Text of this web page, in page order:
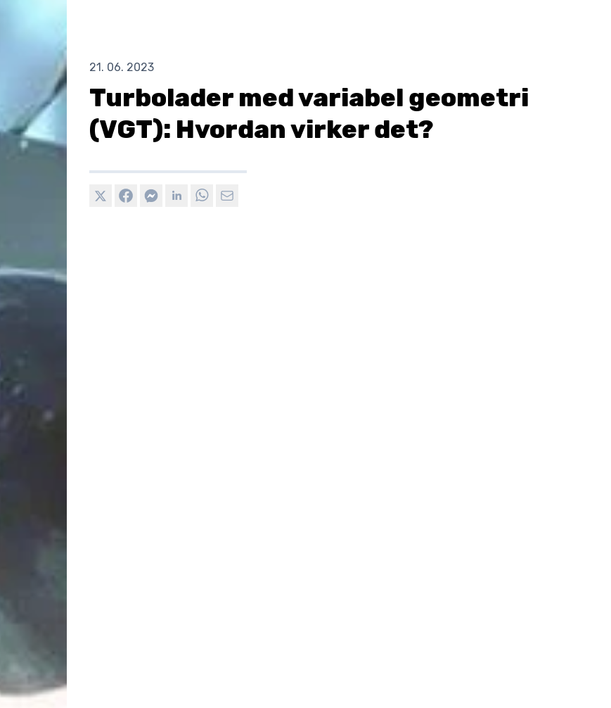
21. 06. 2023
Turbolader med variabel geometri
(VGT): Hvordan virker det?